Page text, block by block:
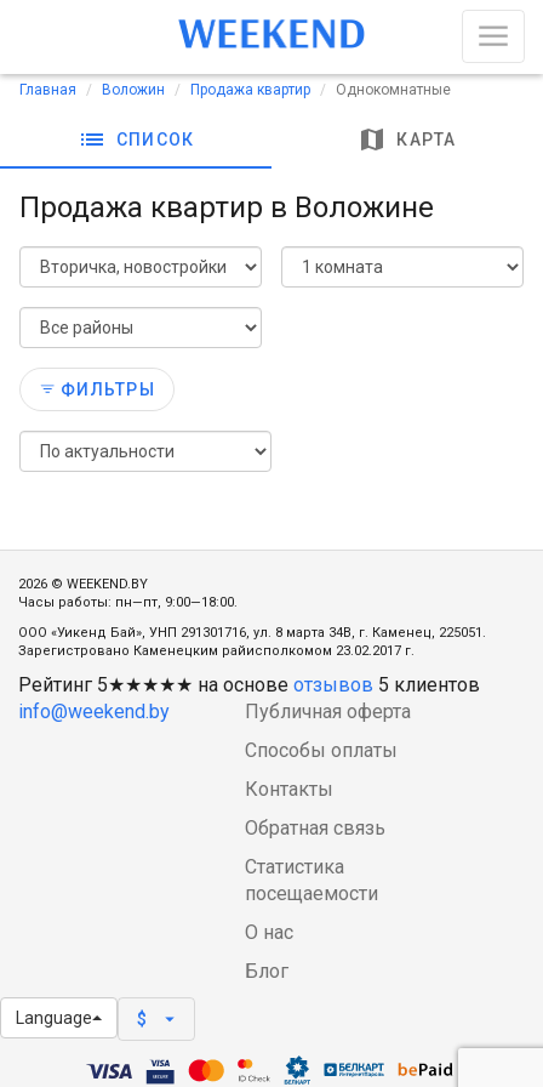
Главная Воложин Продажа квартир Однокомнатные
list СПИСОК map КАРТА
Продажа квартир в Воложине
ФИЛЬТРЫ
2026 © WEEKEND.BY
Часы работы: пн—пт, 9:00—18:00.
ООО «Уикенд Бай», УНП 291301716, ул. 8 марта 34В, г. Каменец, 225051.
Зарегистровано Каменецким райисполкомом 23.02.2017 г.
Рейтинг 5★★★★★ на основе отзывов 5 клиентов
info@weekend.by
Публичная оферта
Способы оплаты
Контакты
Обратная связь
Статистика
посещаемости
О нас
Блог
Language $ arrow_drop_down